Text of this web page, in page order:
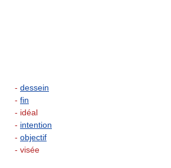
- dessein
- fin
- idéal
- intention
- objectif
- visée